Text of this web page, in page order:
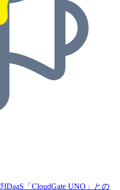
「CloudGate UNO」との